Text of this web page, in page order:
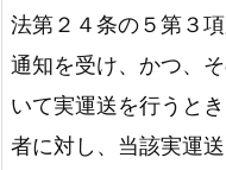
道路運送法第83条
法第２４条の５第３
通知を受け、かつ、
いて実運送を行うと
者に対し、当該実運